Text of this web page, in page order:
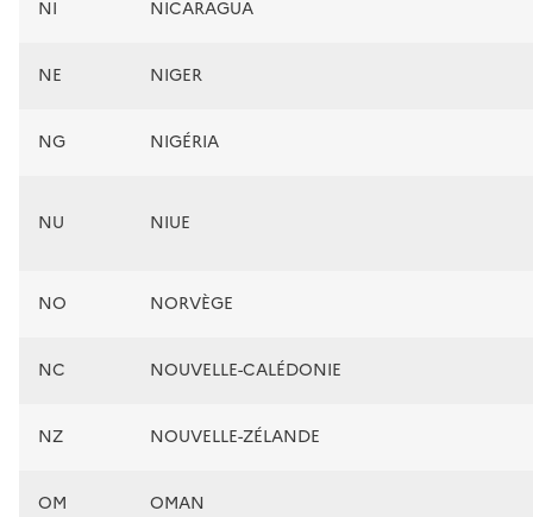
NI NICARAGUA
NE NIGER
NG NIGÉRIA
NU NIUE
NO NORVÈGE
NC NOUVELLE-CALÉDONIE
NZ NOUVELLE-ZÉLANDE
OM OMAN